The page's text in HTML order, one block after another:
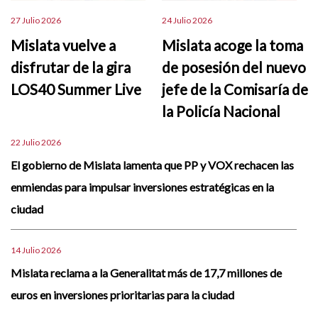
27 Julio 2026
Mislata vuelve a
disfrutar de la gira
LOS40 Summer Live
24 Julio 2026
Mislata acoge la toma
de posesión del nuevo
jefe de la Comisaría de
la Policía Nacional
22 Julio 2026
El gobierno de Mislata lamenta que PP y VOX rechacen las
enmiendas para impulsar inversiones estratégicas en la
ciudad
14 Julio 2026
Mislata reclama a la Generalitat más de 17,7 millones de
euros en inversiones prioritarias para la ciudad